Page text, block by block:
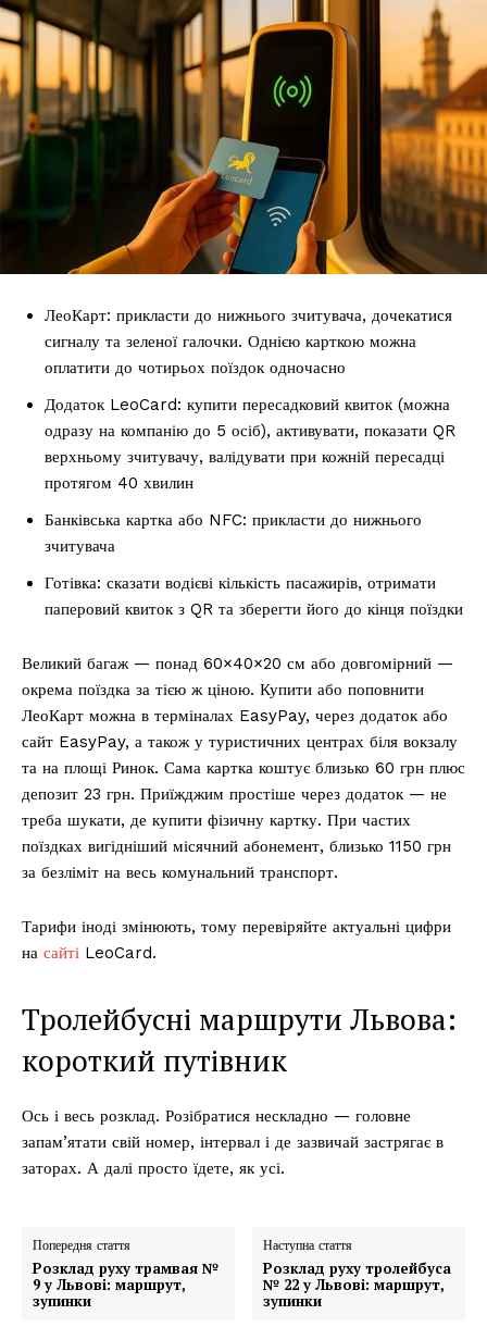
ЛеоКарт: прикласти до нижнього зчитувача, дочекатися
сигналу та зеленої галочки. Однією карткою можна
оплатити до чотирьох поїздок одночасно
Додаток LeoCard: купити пересадковий квиток (можна
одразу на компанію до 5 осіб), активувати, показати QR
верхньому зчитувачу, валідувати при кожній пересадці
протягом 40 хвилин
Банківська картка або NFC: прикласти до нижнього
зчитувача
Готівка: сказати водієві кількість пасажирів, отримати
паперовий квиток з QR та зберегти його до кінця поїздки
Великий багаж — понад 60×40×20 см або довгомірний —
окрема поїздка за тією ж ціною. Купити або поповнити
ЛеоКарт можна в терміналах EasyPay, через додаток або
сайт EasyPay, а також у туристичних центрах біля вокзалу
та на площі Ринок. Сама картка коштує близько 60 грн плюс
депозит 23 грн. Приїжджим простіше через додаток — не
треба шукати, де купити фізичну картку. При частих
поїздках вигідніший місячний абонемент, близько 1150 грн
за безліміт на весь комунальний транспорт.
Тарифи іноді змінюють, тому перевіряйте актуальні цифри
на сайті LeoCard.
Тролейбусні маршрути Львова:
короткий путівник
Ось і весь розклад. Розібратися нескладно — головне
запам’ятати свій номер, інтервал і де зазвичай застрягає в
заторах. А далі просто їдете, як усі.
Попередня стаття
Розклад руху трамвая №
9 у Львові: маршрут,
зупинки
Наступна стаття
Розклад руху тролейбуса
№ 22 у Львові: маршрут,
зупинки